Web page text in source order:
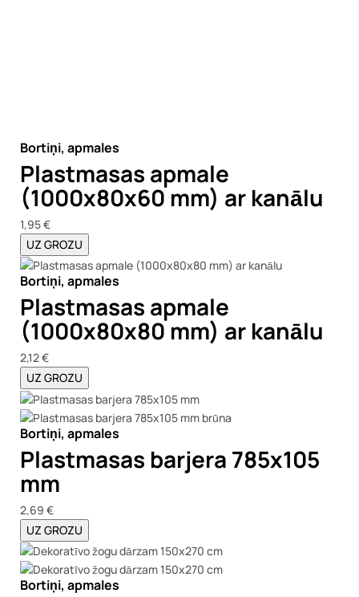
Bortiņi, apmales
Plastmasas apmale
(1000x80x60 mm) ar kanālu
1,95 €
UZ GROZU
Bortiņi, apmales
Plastmasas apmale
(1000x80x80 mm) ar kanālu
2,12 €
UZ GROZU
Bortiņi, apmales
Plastmasas barjera 785x105
mm
2,69 €
UZ GROZU
Bortiņi, apmales